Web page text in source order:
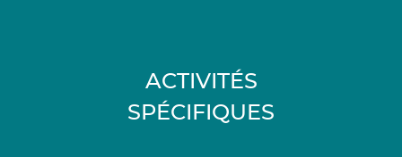
ACTIVITÉS
SPÉCIFIQUES